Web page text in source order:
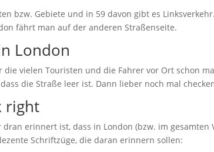
bzw. Gebiete und in 59 davon gibt es
fährt man auf der anderen Straßenseite.
London
die vielen Touristen und die Fahrer vor Ort schon
die Straße leer ist. Dann lieber noch mal
right
erinnert ist, dass in London (bzw. im
Schriftzüge, die daran erinnern sollen: